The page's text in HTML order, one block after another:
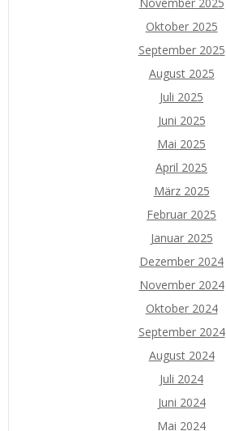
Oktober 2025
September 2025
August 2025
Juli 2025
Juni 2025
Mai 2025
April 2025
März 2025
Februar 2025
Januar 2025
Dezember 2024
November 2024
Oktober 2024
September 2024
August 2024
Juli 2024
Juni 2024
Mai 2024